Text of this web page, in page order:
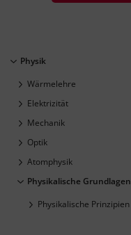
Physik
Wärmelehre
Elektrizität
Mechanik
Optik
Atomphysik
Physikalische Grundlagen
Physikalische Prinzipien